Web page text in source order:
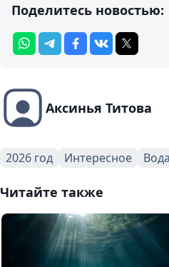
Поделитесь новостью:
Аксинья Титова
2026 год Интересное Вода
Читайте также